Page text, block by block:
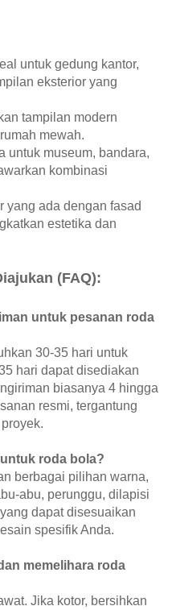
untuk gedung kantor,
eksterior yang
tampilan modern
mewah.
untuk museum, bandara,
kombinasi
yang ada dengan fasad
estetika dan
(FAQ):
untuk pesanan roda
30-35 hari untuk
hari dapat disediakan
biasanya 4 hingga
resmi, tergantung
roda bola?
berbagai pilihan warna,
abu, perunggu, dilapisi
dapat disesuaikan
spesifik Anda.
memelihara roda
Jika kotor, bersihkan